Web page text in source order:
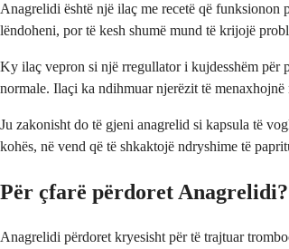
Anagrelidi është një ilaç me recetë që
lëndoheni, por të kesh shumë mund të krijojë
Ky ilaç vepron si një rregullator i kujdesshëm për
normale. Ilaçi ka ndihmuar njerëzit të
Ju zakonisht do të gjeni anagrelid si kapsula të
kohës, në vend që të shkaktojë ndryshime të
Për çfarë përdoret Anagrelidi?
Anagrelidi përdoret kryesisht për të trajtuar